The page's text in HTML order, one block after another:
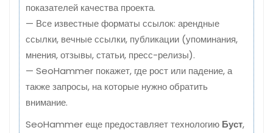
показателей качества проекта.
— Все известные форматы ссылок: арендные
ссылки, вечные ссылки, публикации (упоминания,
мнения, отзывы, статьи, пресс-релизы).
— SeoHammer покажет, где рост или падение, а
также запросы, на которые нужно обратить
внимание.
SeoHammer еще предоставляет технологию Буст,